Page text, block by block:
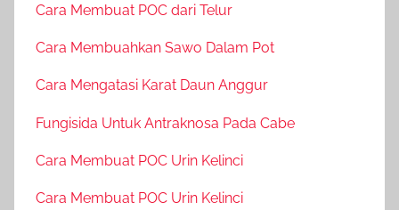
Cara Membuat POC dari Telur
Cara Membuahkan Sawo Dalam Pot
Cara Mengatasi Karat Daun Anggur
Fungisida Untuk Antraknosa Pada Cabe
Cara Membuat POC Urin Kelinci
Cara Membuat POC Urin Kelinci